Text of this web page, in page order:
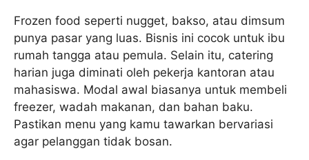
Frozen food seperti nugget, bakso, atau dimsum
punya pasar yang luas. Bisnis ini cocok untuk ibu
rumah tangga atau pemula. Selain itu, catering
harian juga diminati oleh pekerja kantoran atau
mahasiswa. Modal awal biasanya untuk membeli
freezer, wadah makanan, dan bahan baku.
Pastikan menu yang kamu tawarkan bervariasi
agar pelanggan tidak bosan.